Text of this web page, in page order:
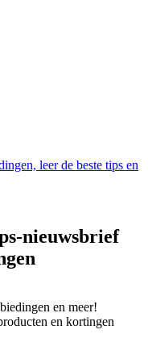
leer de beste tips en
nieuwsbrief
en meer!
en kortingen